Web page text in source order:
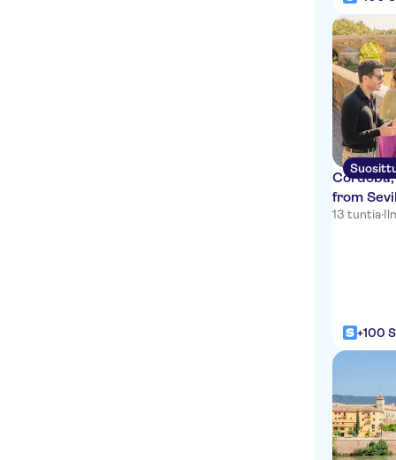
from
13 tuntia·
+100